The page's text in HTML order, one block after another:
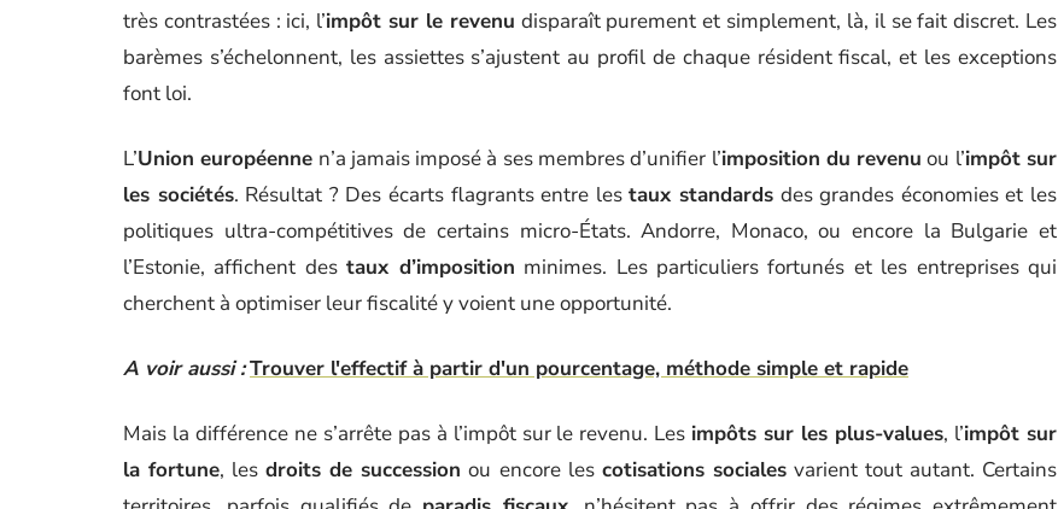
très contrastées : ici, l’impôt sur le revenu disparaît purement et simplement, là, il se fait discret. Les
barèmes s’échelonnent, les assiettes s’ajustent au profil de chaque résident fiscal, et les exceptions
font loi.
L’Union européenne n’a jamais imposé à ses membres d’unifier l’imposition du revenu ou l’impôt sur
les sociétés. Résultat ? Des écarts flagrants entre lestaux standards des grandes économies et les
politiques ultra-compétitives de certains micro-États. Andorre, Monaco, ou encore la Bulgarie et
l’Estonie, affichent destaux d’imposition minimes. Les particuliers fortunés et les entreprises qui
cherchent à optimiser leur fiscalité y voient une opportunité.
A voir aussi :Trouver l'effectif à partir d'un pourcentage, méthode simple et rapide
Mais la différence ne s’arrête pas à l’impôt sur le revenu. Les impôts sur les plus-values, l’impôt sur
la fortune, lesdroits de succession ou encore les cotisations socialesvarient tout autant. Certains